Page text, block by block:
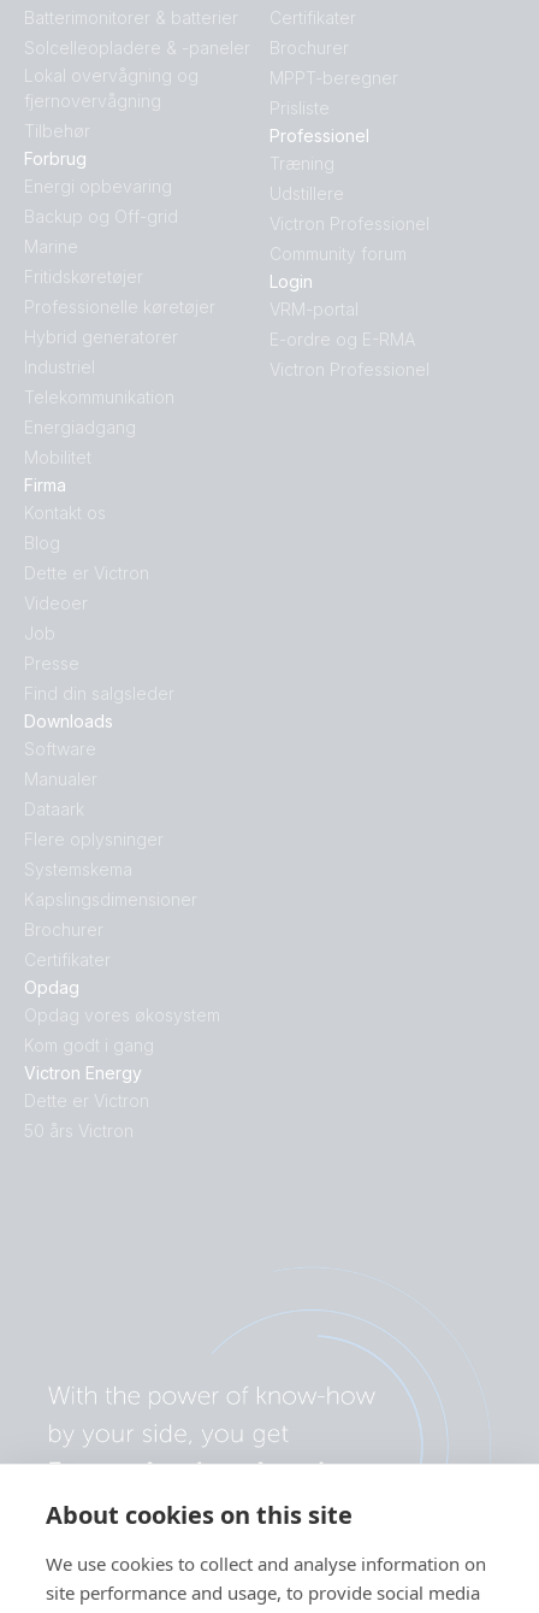
About cookies on this site
We use cookies to collect and analyse information on
site performance and usage, to provide social media
Batterimonitorer & batterier
Solcelleopladere & -paneler
Lokal overvågning og
fjernovervågning
Tilbehør
Opdag
Opdag vores økosystem
Kom godt i gang
Victron Energy
Dette er Victron
50 års Victron
Downloads
Software
Manualer
Dataark
Flere oplysninger
Systemskema
Kapslingsdimensioner
Brochurer
Certifikater
Forbrug
Energi opbevaring
Backup og Off-grid
Marine
Fritidskøretøjer
Professionelle køretøjer
Hybrid generatorer
Industriel
Telekommunikation
Energiadgang
Mobilitet
Firma
Kontakt os
Blog
Dette er Victron
Videoer
Job
Presse
Find din salgsleder
Certifikater
Brochurer
MPPT-beregner
Prisliste
Professionel
Træning
Udstillere
Victron Professionel
Community forum
Login
VRM-portal
E-ordre og E-RMA
Victron Professionel